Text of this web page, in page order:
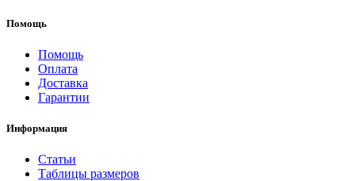
Помощь
Помощь
Оплата
Доставка
Гарантии
Информация
Статьи
Таблицы размеров